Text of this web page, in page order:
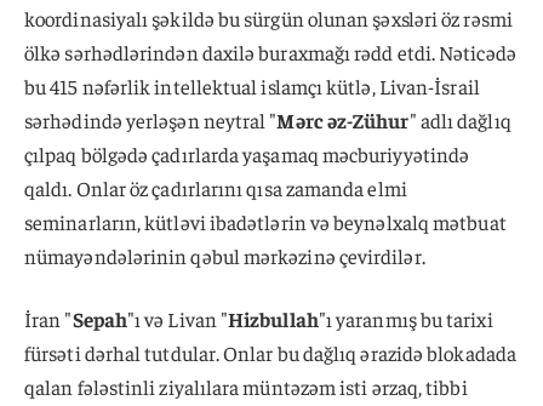
koordinasiyalı şəkildə bu sürgün olunan şəxsləri öz rəsmi
ölkə sərhədlərindən daxilə buraxmağı rədd etdi. Nəticədə
bu 415 nəfərlik intellektual islamçı kütlə, Livan-İsrail
sərhədində yerləşən neytral "Mərc əz-Zühur" adlı dağlıq
çılpaq bölgədə çadırlarda yaşamaq məcburiyyətində
qaldı. Onlar öz çadırlarını qısa zamanda elmi
seminarların, kütləvi ibadətlərin və beynəlxalq mətbuat
nümayəndələrinin qəbul mərkəzinə çevirdilər.
İran "Sepah"ı və Livan "Hizbullah"ı yaranmış bu tarixi
fürsəti dərhal tutdular. Onlar bu dağlıq ərazidə blokadada
qalan fələstinli ziyalılara müntəzəm isti ərzaq, tibbi